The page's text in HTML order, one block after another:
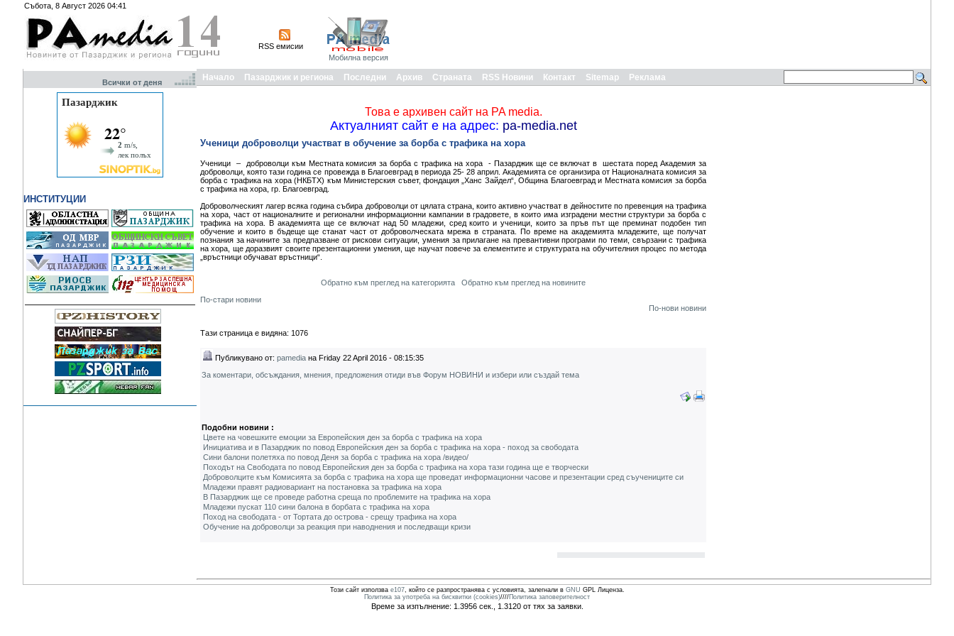
Събота, 8 Август 2026 04:41
RSS емисии
Мобилна версия
Всички от деня
ИНСТИТУЦИИ
Начало Пазарджик и региона Последни Архив Страната RSS Новини Контакт Sitemap Реклама
Това е архивен сайт на PA media.
Актуалният сайт е на адрес: pa-media.net
Ученици доброволци участват в обучение за борба с трафика на хора
Ученици – доброволци към Местната комисия за борба с трафика на хора - Пазарджик ще се включат в шестата поред Академия за
доброволци, която тази година се провежда в Благоевград в периода 25- 28 април. Академията се организира от Националната комисия за
борба с трафика на хора (НКБТХ) към Министерския съвет, фондация „Ханс Зайдел“, Община Благоевград и Местната комисия за борба
с трафика на хора, гр. Благоевград.
Доброволческият лагер всяка година събира доброволци от цялата страна, които активно участват в дейностите по превенция на трафика
на хора, част от националните и регионални информационни кампании в градовете, в които има изградени местни структури за борба с
трафика на хора. В академията ще се включат над 50 младежи, сред които и ученици, които за пръв път ще преминат подобен тип
обучение и които в бъдеще ще станат част от доброволческата мрежа в страната. По време на академията младежите, ще получат
познания за начините за предпазване от рискови ситуации, умения за прилагане на превантивни програми по теми, свързани с трафика
на хора, ще доразвият своите презентационни умения, ще научат повече за елементите и структурата на обучителния процес по метода
„връстници обучават връстници“.
Обратно към преглед на категорията
Обратно към преглед на новините
По-стари новини
По-нови новини
Тази страница е видяна: 1076
Публикувано от: pamedia на Friday 22 April 2016 - 08:15:35
За коментари, обсъждания, мнения, предложения отиди във Форум НОВИНИ и избери или създай тема
Подобни новини :
Цвете на човешките емоции за Европейския ден за борба с трафика на хора
Инициатива и в Пазарджик по повод Европейския ден за борба с трафика на хора - поход за свободата
Сини балони полетяха по повод Деня за борба с трафика на хора /видео/
Походът на Свободата по повод Европейския ден за борба с трафика на хора тази година ще е творчески
Доброволците към Комисията за борба с трафика на хора ще проведат информационни часове и презентации сред съучениците си
Младежи правят радиовариант на постановка за трафика на хора
В Пазарджик ще се проведе работна среща по проблемите на трафика на хора
Младежи пускат 110 сини балона в борбата с трафика на хора
Поход на свободата - от Тортата до острова - срещу трафика на хора
Обучение на доброволци за реакция при наводнения и последващи кризи
Този сайт използва e107, който се разпространява с условията, залегнали в GNU GPL Лиценза.
Политика за употреба на бисквитки (cookies)////Политика заповерителност
Време за изпълнение: 1.3956 сек., 1.3120 от тях за заявки.